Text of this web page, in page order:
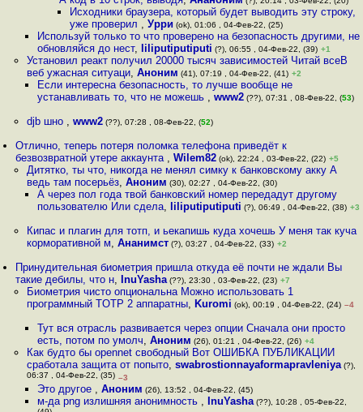
Исходники браузера, который будет выводить эту строку,
уже проверил , Урри (ok), 01:06 , 04-Фев-22, (25)
Используй только то что проверено на безопасность другими, не
обновляйся до нест, liliputiputiputi (?), 06:55 , 04-Фев-22, (39) +1
Установил реакт получил 20000 тысяч зависимостей Читай всеВ
веб ужасная ситуаци, Аноним (41), 07:19 , 04-Фев-22, (41) +2
Если интересна безопасность, то лучше вообще не
устанавливать то, что не можешь , www2(??), 07:31 , 08-Фев-22, (53)
djb шно , www2(??), 07:28 , 08-Фев-22, (52)
Отлично, теперь потеря поломка телефона приведёт к
безвозвратной утере аккаунта ,Wilem82 (ok), 22:24 , 03-Фев-22, (22) +5
Дитятко, ты что, никогда не менял симку к банковскому акку А
ведь там посерьёз, Аноним (30), 02:27 , 04-Фев-22, (30)
А через пол года твой банковский номер передадут другому
пользователю Или сдела, liliputiputiputi (?), 06:49 , 04-Фев-22, (38) +3
Кипас и плагин для тотп, и ьекапишь куда хочешь У меня так куча
корморативной м, Ананимст(?), 03:27 , 04-Фев-22, (33) +2
Принудительная биометрия пришла откуда её почти не ждали Вы
такие дебилы, что н, InuYasha (??), 23:30 , 03-Фев-22, (23) +7
Биометрия чисто опциональна Можно использовать 1
программный TOTP 2 аппаратны, Kuromi (ok), 00:19 , 04-Фев-22, (24) –4
Тут вся отрасль развивается через опции Сначала они просто
есть, потом по умолч, Аноним (26), 01:21 , 04-Фев-22, (26) +4
Как будто бы opennet свободный Вот ОШИБКА ПУБЛИКАЦИИ
сработала защита от попыто, swabrostionnayaformapravleniya(?),
06:37 , 04-Фев-22, (35) –3
Это другое , Аноним (26), 13:52 , 04-Фев-22, (45)
м-да png излишняя анонимность , InuYasha(??), 10:28 , 05-Фев-22,